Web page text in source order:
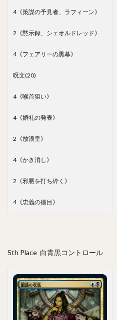
4《策謀の予見者、ラフィーン》
2《黙示録、シェオルドレッド》
4《フェアリーの黒幕》
呪文(20)
4《喉首狙い》
4《婚礼の発表》
2《放浪皇》
4《かき消し》
2《邪悪を打ち砕く》
4《忠義の徳目》
5th Place 白青黒コントロール